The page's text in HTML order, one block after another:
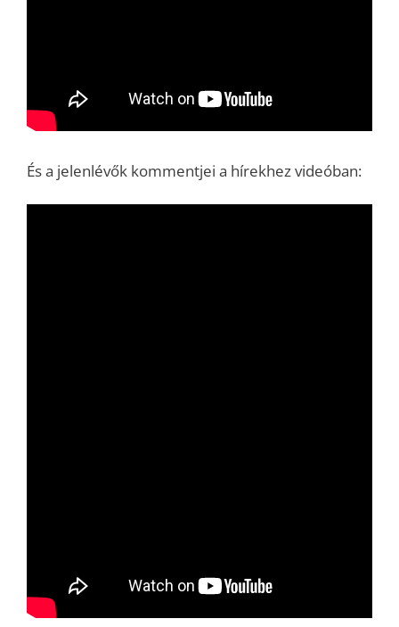
És a jelenlévők kommentjei a hírekhez videóban: